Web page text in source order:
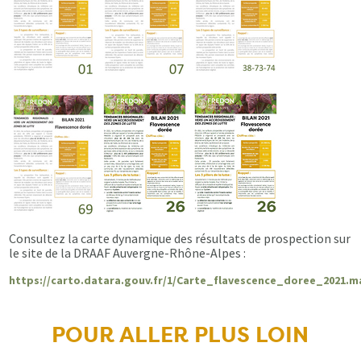
Consultez la carte dynamique des résultats de prospection sur
le site de la DRAAF Auvergne-Rhône-Alpes :
https://carto.datara.gouv.fr/1/
POUR ALLER PLUS LOIN